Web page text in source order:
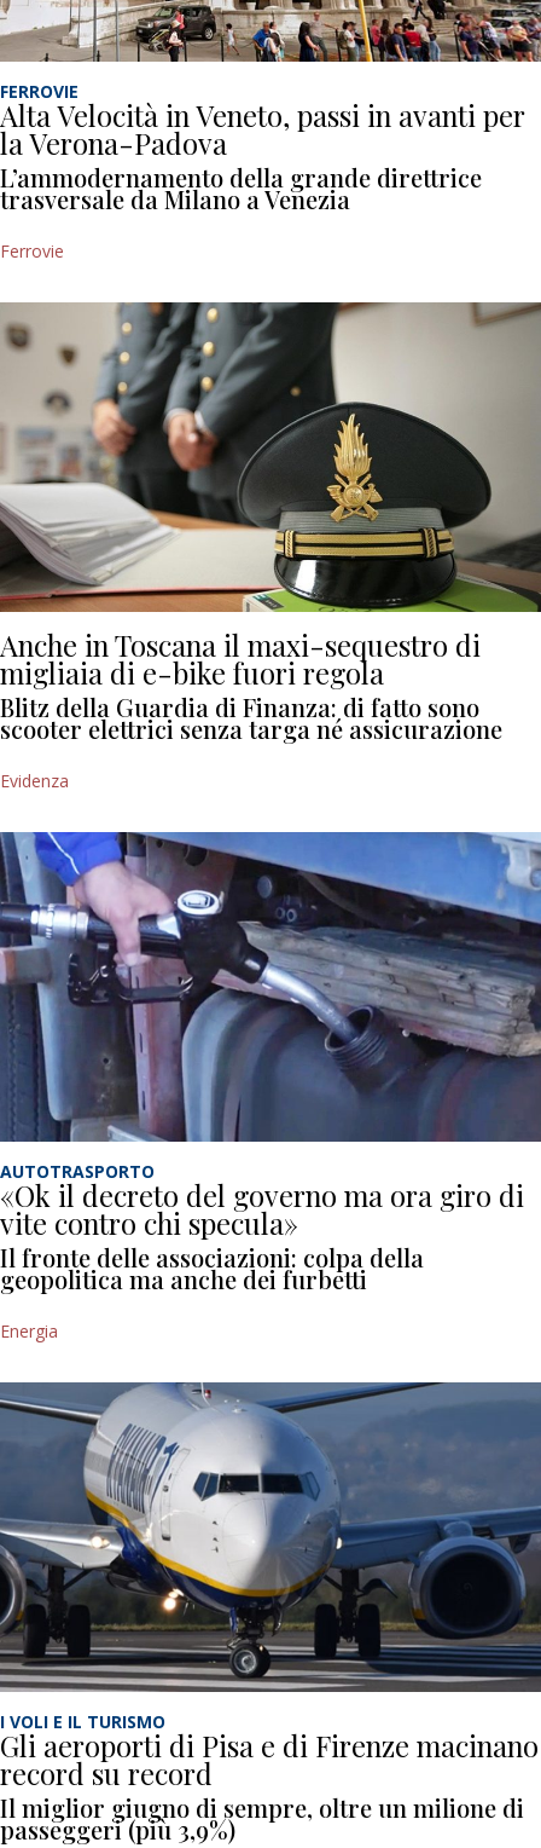
FERROVIE
Alta Velocità in Veneto, passi in avanti per
la Verona-Padova
L’ammodernamento della grande direttrice
trasversale da Milano a Venezia
Ferrovie
Anche in Toscana il maxi-sequestro di
migliaia di e-bike fuori regola
Blitz della Guardia di Finanza: di fatto sono
scooter elettrici senza targa né assicurazione
Evidenza
AUTOTRASPORTO
«Ok il decreto del governo ma ora giro di
vite contro chi specula»
Il fronte delle associazioni: colpa della
geopolitica ma anche dei furbetti
Energia
I VOLI E IL TURISMO
Gli aeroporti di Pisa e di Firenze macinano
record su record
Il miglior giugno di sempre, oltre un milione di
passeggeri (più 3,9%)